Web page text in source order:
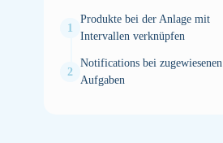
Produkte bei der Anlage mit
Intervallen verknüpfen
Notifications bei zugewiesenen
Aufgaben